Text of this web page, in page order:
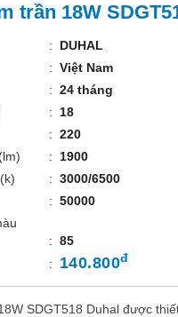
trần 18W
: DUHAL
: Việt Nam
: 24 tháng
:
18
: 220
:
1900
: 3000/6500
: 50000
: 85
: 140.800đ
SDGT518 Duhal được